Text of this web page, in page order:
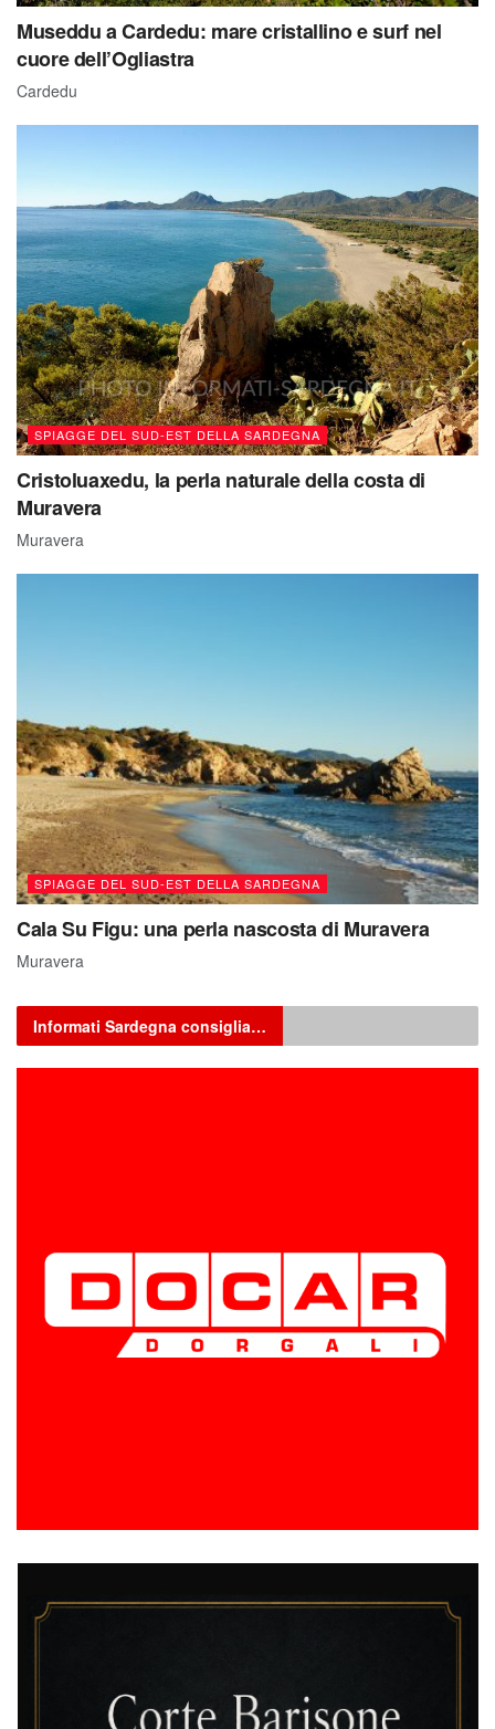
Museddu a Cardedu: mare cristallino e surf nel
cuore dell’Ogliastra
Cardedu
SPIAGGE DEL SUD-EST DELLA SARDEGNA
Cristoluaxedu, la perla naturale della costa di
Muravera
Muravera
SPIAGGE DEL SUD-EST DELLA SARDEGNA
Cala Su Figu: una perla nascosta di Muravera
Muravera
Informati Sardegna consiglia…